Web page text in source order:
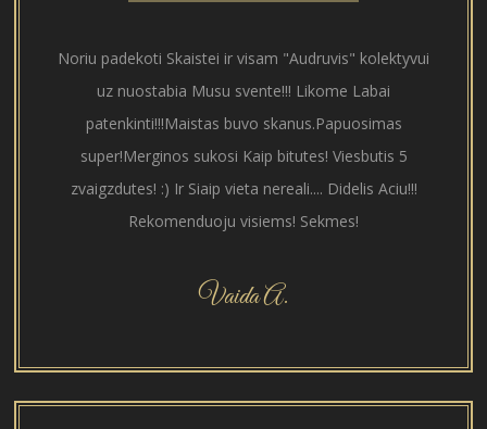
Noriu padekoti Skaistei ir visam "Audruvis" kolektyvui
uz nuostabia Musu svente!!! Likome Labai
patenkinti!!!Maistas buvo skanus.Papuosimas
super!Merginos sukosi Kaip bitutes! Viesbutis 5
zvaigzdutes! :) Ir Siaip vieta nereali.... Didelis Aciu!!!
Rekomenduoju visiems! Sekmes!
Vaida A.